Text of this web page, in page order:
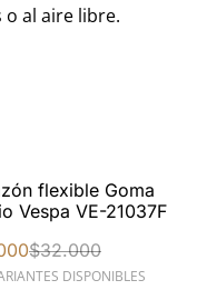
o al aire libre.
flexible Goma
Vespa VE-21037F
$32.000
DISPONIBLES